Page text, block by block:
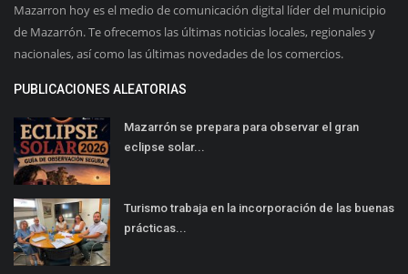
Mazarron hoy es el medio de comunicación digital líder del municipio
de Mazarrón. Te ofrecemos las últimas noticias locales, regionales y
nacionales, así como las últimas novedades de los comercios.
PUBLICACIONES ALEATORIAS
Mazarrón se prepara para observar el gran
eclipse solar...
Turismo trabaja en la incorporación de las buenas
prácticas...